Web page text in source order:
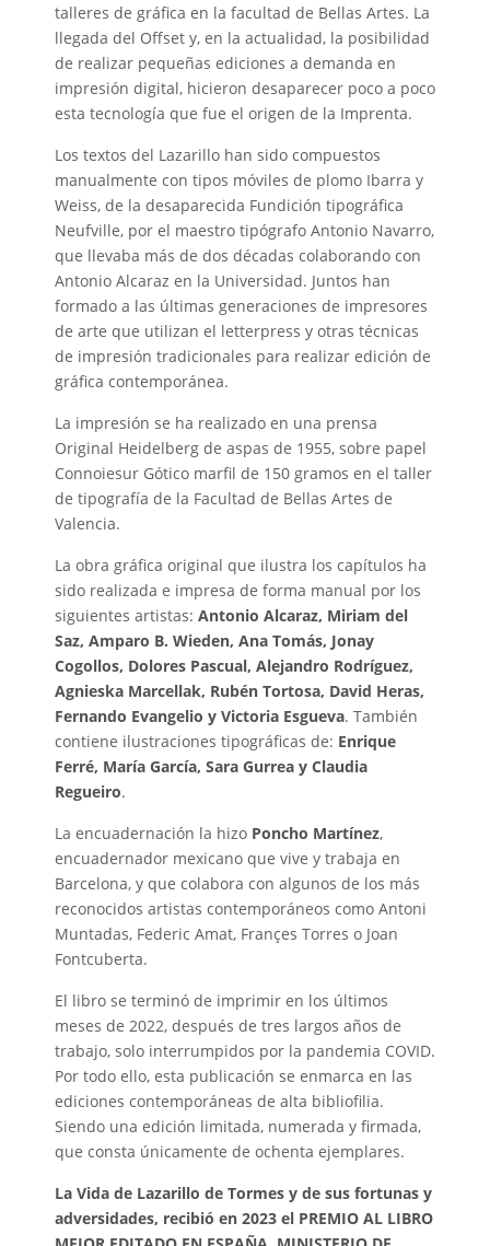
talleres de gráfica en la facultad de Bellas Artes. La
llegada del Offset y, en la actualidad, la posibilidad
de realizar pequeñas ediciones a demanda en
impresión digital, hicieron desaparecer poco a poco
esta tecnología que fue el origen de la Imprenta.
Los textos del Lazarillo han sido compuestos
manualmente con tipos móviles de plomo Ibarra y
Weiss, de la desaparecida Fundición tipográfica
Neufville, por el maestro tipógrafo Antonio Navarro,
que llevaba más de dos décadas colaborando con
Antonio Alcaraz en la Universidad. Juntos han
formado a las últimas generaciones de impresores
de arte que utilizan el letterpress y otras técnicas
de impresión tradicionales para realizar edición de
gráfica contemporánea.
La impresión se ha realizado en una prensa
Original Heidelberg de aspas de 1955, sobre papel
Connoiesur Gótico marfil de 150 gramos en el taller
de tipografía de la Facultad de Bellas Artes de
Valencia.
La obra gráfica original que ilustra los capítulos ha
sido realizada e impresa de forma manual por los
siguientes artistas: Antonio Alcaraz, Miriam del
Saz, Amparo B. Wieden, Ana Tomás, Jonay
Cogollos, Dolores Pascual, Alejandro Rodríguez,
Agnieska Marcellak, Rubén Tortosa, David Heras,
Fernando Evangelio y Victoria Esgueva. También
contiene ilustraciones tipográficas de: Enrique
Ferré, María García, Sara Gurrea y Claudia
Regueiro.
La encuadernación la hizo Poncho Martínez,
encuadernador mexicano que vive y trabaja en
Barcelona, y que colabora con algunos de los más
reconocidos artistas contemporáneos como Antoni
Muntadas, Federic Amat, Françes Torres o Joan
Fontcuberta.
El libro se terminó de imprimir en los últimos
meses de 2022, después de tres largos años de
trabajo, solo interrumpidos por la pandemia COVID.
Por todo ello, esta publicación se enmarca en las
ediciones contemporáneas de alta bibliofilia.
Siendo una edición limitada, numerada y firmada,
que consta únicamente de ochenta ejemplares.
La Vida de Lazarillo de Tormes y de sus fortunas y
adversidades, recibió en 2023 el PREMIO AL LIBRO